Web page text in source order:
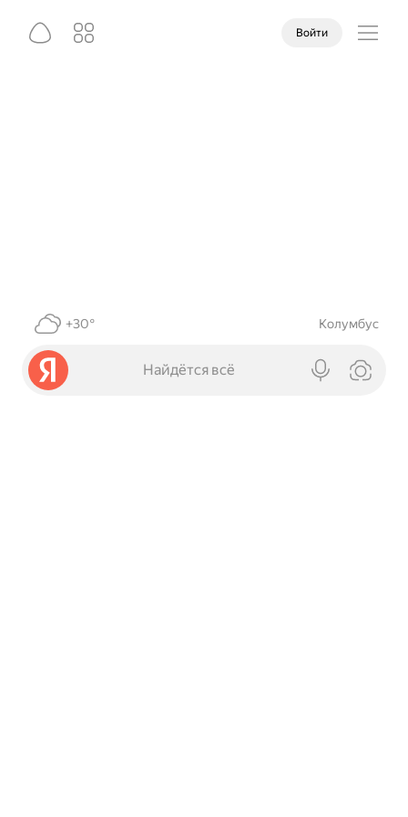
Войти
+30° Колумбус
Найдётся всё